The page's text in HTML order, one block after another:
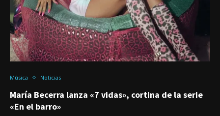
Música Noticias
María Becerra lanza «7 vidas», cortina de la serie
«En el barro»